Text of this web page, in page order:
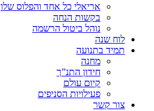
אריאלי כל אחד והפלוס שלו
בקשות הנחה
נוהל ביטול הרשמה
לוח שנה
תמיד בתנועה
מחנה
חידון התנ”ך
קיום עולם
פעילויות הסניפים
צור קשר